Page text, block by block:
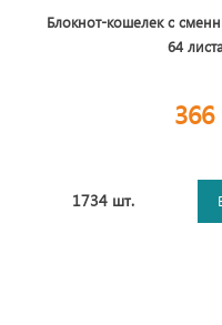
Блокнот-кошелек с
64
366
1734 шт.